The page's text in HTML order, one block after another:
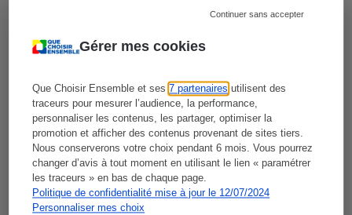
Gérer mes cookies
Que Choisir Ensemble et ses7 partenaires utilisent des
traceurs pour mesurer l’audience, la performance,
personnaliser les contenus, les partager, optimiser la
promotion et afficher des contenus provenant de sites tiers.
Nous conserverons votre choix pendant 6 mois. Vous pourrez
changer d’avis à tout moment en utilisant le lien « paramétrer
les traceurs » en bas de chaque page.
Politique de confidentialité mise à jour le 12/07/2024
Personnaliser mes choix
Continuer sans accepter